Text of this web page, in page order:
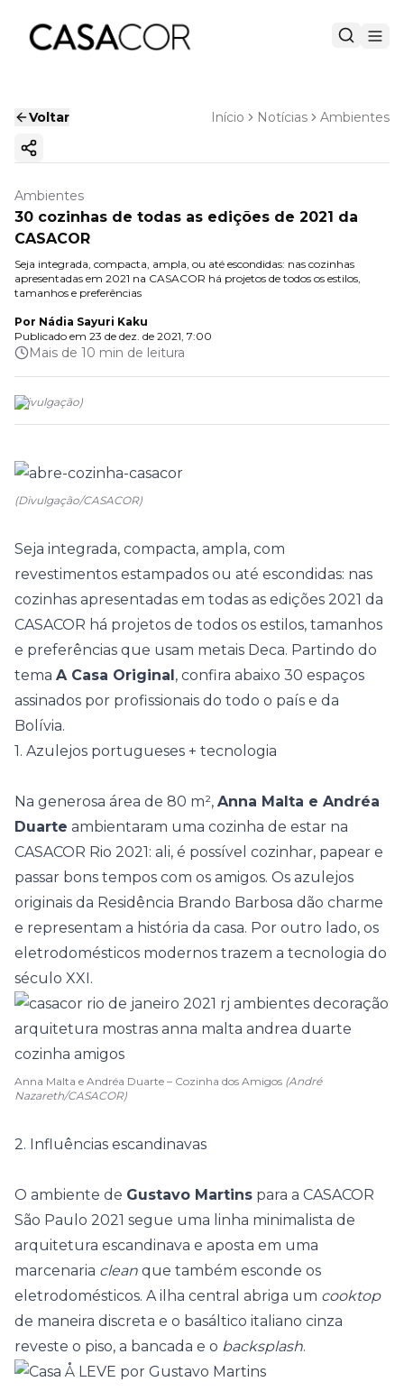
Voltar Início Notícias Ambientes
Copiar link
Ambientes
30 cozinhas de todas as edições de 2021 da
CASACOR
Seja integrada, compacta, ampla, ou até escondidas: nas cozinhas
apresentadas em 2021 na CASACOR há projetos de todos os estilos,
tamanhos e preferências
Por Nádia Sayuri Kaku
Publicado em 23 de dez. de 2021, 7:00
Mais de 10 min de leitura
(Divulgação)
(Divulgação/CASACOR)
Seja integrada, compacta, ampla, com
revestimentos estampados ou até escondidas: nas
cozinhas apresentadas em todas as edições 2021 da
CASACOR há projetos de todos os estilos, tamanhos
e preferências que usam metais Deca. Partindo do
tema A Casa Original, confira abaixo 30 espaços
assinados por profissionais do todo o país e da
Bolívia.
1. Azulejos portugueses + tecnologia
Na generosa área de 80 m², Anna Malta e Andréa
Duarte ambientaram uma cozinha de estar na
CASACOR Rio 2021: ali, é possível cozinhar, papear e
passar bons tempos com os amigos. Os azulejos
originais da Residência Brando Barbosa dão charme
e representam a história da casa. Por outro lado, os
eletrodomésticos modernos trazem a tecnologia do
século XXI.
Anna Malta e Andréa Duarte – Cozinha dos Amigos (André
Nazareth/CASACOR)
2. Influências escandinavas
O ambiente de Gustavo Martins para a CASACOR
São Paulo 2021 segue uma linha minimalista de
arquitetura escandinava e aposta em uma
marcenaria clean que também esconde os
eletrodomésticos. A ilha central abriga um cooktop
de maneira discreta e o basáltico italiano cinza
reveste o piso, a bancada e o backsplash.